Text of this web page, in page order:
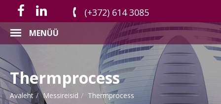
(+372) 614 3085
MENÜÜ
Thermprocess
Avaleht Messireisid Thermprocess